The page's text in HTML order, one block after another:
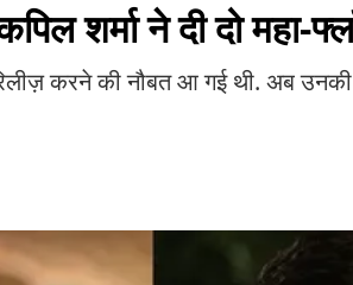
शर्मा ने दी दो महा-
करने की नौबत आ गई थी. अब उनकी